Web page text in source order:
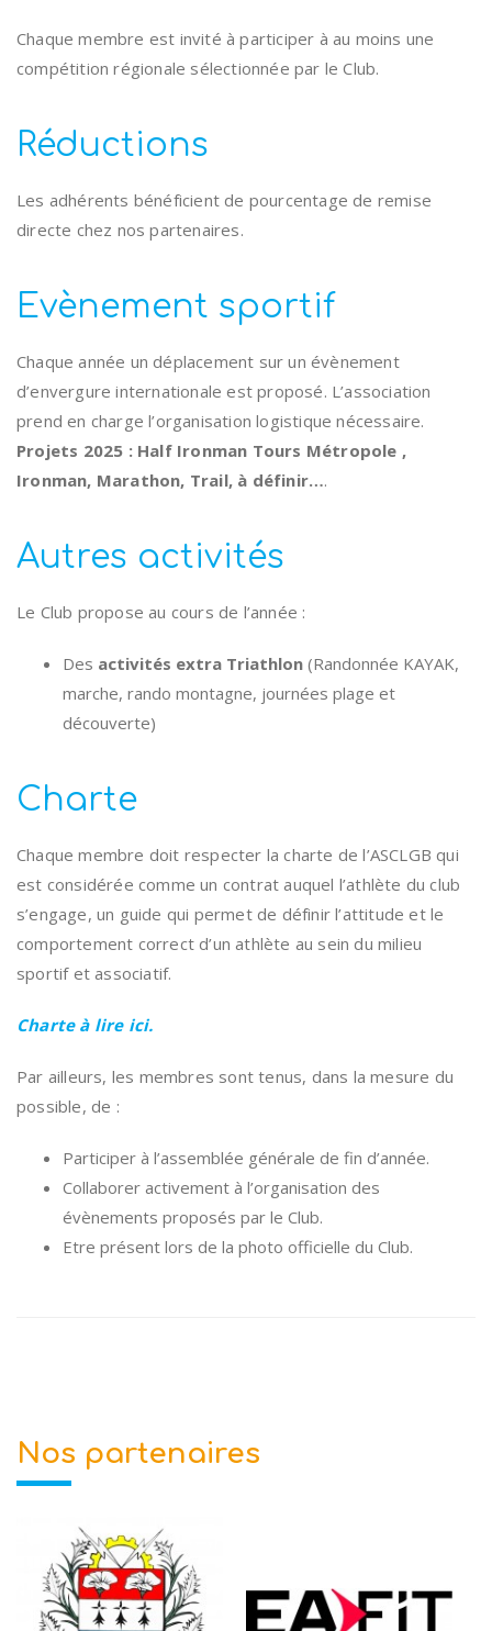
Chaque membre est invité à participer à au moins une
compétition régionale sélectionnée par le Club.
Réductions
Les adhérents bénéficient de pourcentage de remise
directe chez nos partenaires.
Evènement sportif
Chaque année un déplacement sur un évènement
d’envergure internationale est proposé. L’association
prend en charge l’organisation logistique nécessaire.
Projets 2025 : Half Ironman Tours Métropole ,
Ironman, Marathon, Trail, à définir….
Autres activités
Le Club propose au cours de l’année :
Des activités extra Triathlon (Randonnée KAYAK,
marche, rando montagne, journées plage et
découverte)
Charte
Chaque membre doit respecter la charte de l’ASCLGB qui
est considérée comme un contrat auquel l’athlète du club
s’engage, un guide qui permet de définir l’attitude et le
comportement correct d’un athlète au sein du milieu
sportif et associatif.
Charte à lire ici.
Par ailleurs, les membres sont tenus, dans la mesure du
possible, de :
Participer à l’assemblée générale de fin d’année.
Collaborer activement à l’organisation des
évènements proposés par le Club.
Etre présent lors de la photo officielle du Club.
Nos partenaires